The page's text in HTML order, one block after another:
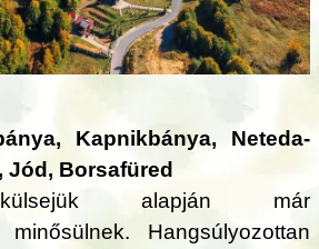
Kapnikbánya, Neteda-
Jód, Borsafüred
alapján már
minősülnek. Hangsúlyozottan